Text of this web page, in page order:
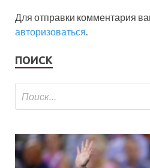
Для отправки комментария
авторизоваться
ПОИСК